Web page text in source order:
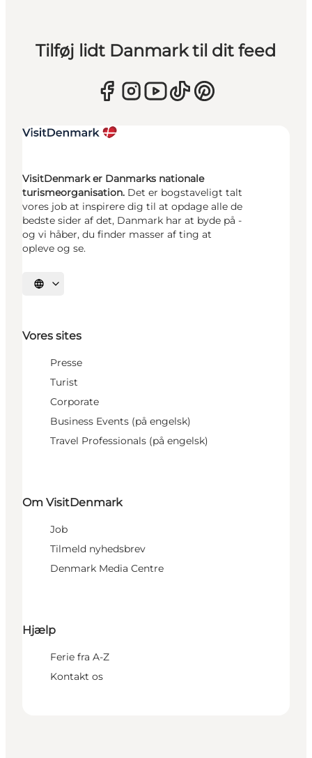
Tilføj lidt Danmark til dit feed
VisitDenmark er Danmarks nationale
turismeorganisation. Det er bogstaveligt talt
vores job at inspirere dig til at opdage alle de
bedste sider af det, Danmark har at byde på -
og vi håber, du finder masser af ting at
opleve og se.
Vælg sprog
Vores sites
Presse
Turist
Corporate
Business Events (på engelsk)
Travel Professionals (på engelsk)
Om VisitDenmark
Job
Tilmeld nyhedsbrev
Denmark Media Centre
Hjælp
Ferie fra A-Z
Kontakt os